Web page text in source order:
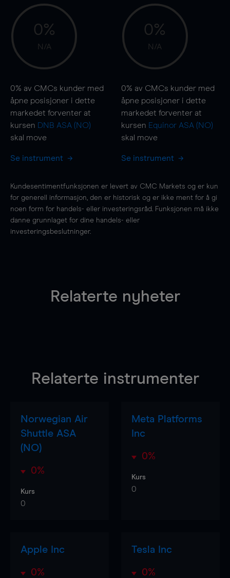
0%
N/A
0% av CMCs kunder med
åpne posisjoner i dette
markedet forventer at
kursen DNB ASA (NO)
skal move
Se instrument
0%
N/A
0% av CMCs kunder med
åpne posisjoner i dette
markedet forventer at
kursen Equinor ASA (NO)
skal move
Se instrument
Kundesentimentfunksjonen er levert av CMC Markets og er kun
for generell informasjon, den er historisk og er ikke ment for å gi
noen form for handels- eller investeringsråd. Funksjonen må ikke
danne grunnlaget for dine handels- eller
investeringsbeslutninger.
Relaterte nyheter
Relaterte instrumenter
Norwegian Air
Shuttle ASA
(NO)
0%
Kurs
0
Meta Platforms
Inc
0%
Kurs
0
Apple Inc
0%
Tesla Inc
0%